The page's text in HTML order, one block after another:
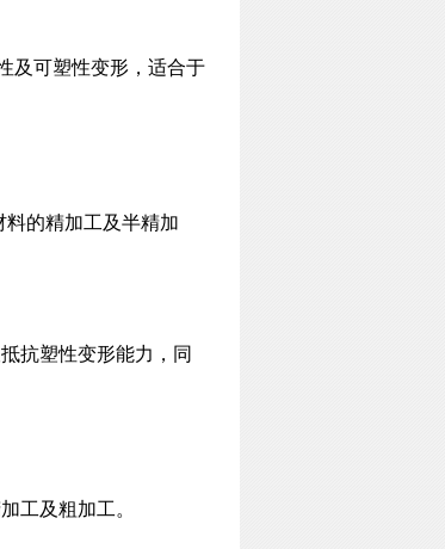
及可塑性变形，适合于
料的精加工及半精加
抗塑性变形能力，同
工及粗加工。